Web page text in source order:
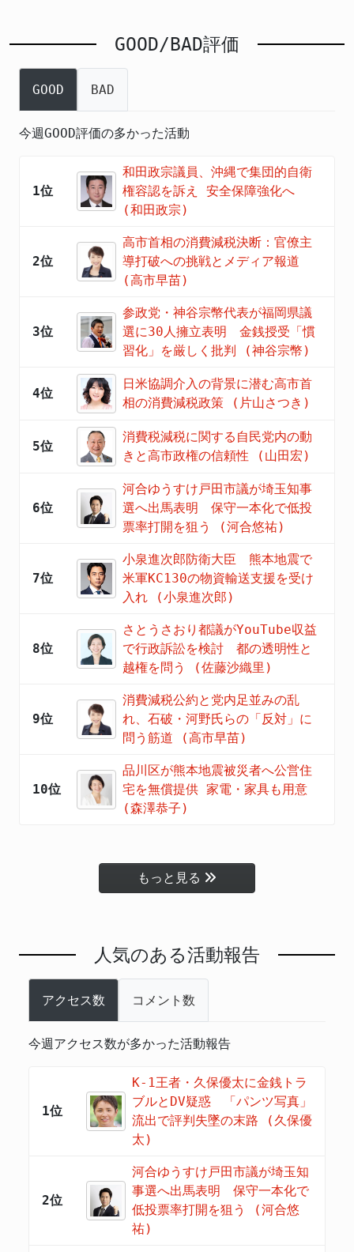
GOOD/BAD評価
GOOD BAD
今週GOOD評価の多かった活動
1位
和田政宗議員、沖縄で集団的自衛
権容認を訴え 安全保障強化へ
(和田政宗)
2位
高市首相の消費減税決断：官僚主
導打破への挑戦とメディア報道
(高市早苗)
3位
参政党・神谷宗幣代表が福岡県議
選に30人擁立表明 金銭授受「慣
習化」を厳しく批判 (神谷宗幣)
4位
日米協調介入の背景に潜む高市首
相の消費減税政策 (片山さつき)
5位
消費税減税に関する自民党内の動
きと高市政権の信頼性 (山田宏)
6位
河合ゆうすけ戸田市議が埼玉知事
選へ出馬表明 保守一本化で低投
票率打開を狙う (河合悠祐)
7位
小泉進次郎防衛大臣 熊本地震で
米軍KC130の物資輸送支援を受け
入れ (小泉進次郎)
8位
さとうさおり都議がYouTube収益
で行政訴訟を検討 都の透明性と
越権を問う (佐藤沙織里)
9位
消費減税公約と党内足並みの乱
れ、石破・河野氏らの「反対」に
問う筋道 (高市早苗)
10位
品川区が熊本地震被災者へ公営住
宅を無償提供 家電・家具も用意
(森澤恭子)
もっと見る
人気のある活動報告
アクセス数 コメント数
今週アクセス数が多かった活動報告
1位
K-1王者・久保優太に金銭トラ
ブルとDV疑惑 「パンツ写真」
流出で評判失墜の末路 (久保優
太)
2位
河合ゆうすけ戸田市議が埼玉知
事選へ出馬表明 保守一本化で
低投票率打開を狙う (河合悠
祐)